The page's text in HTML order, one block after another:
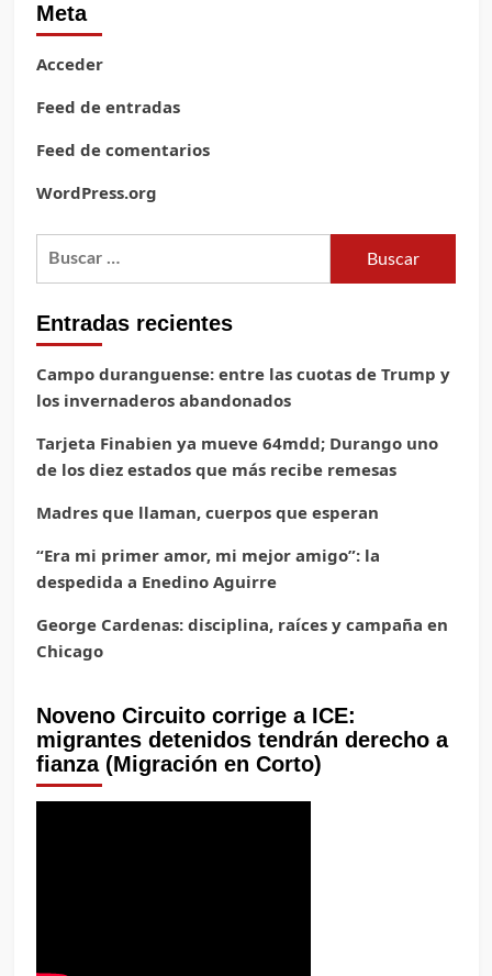
Meta
Acceder
Feed de entradas
Feed de comentarios
WordPress.org
Buscar:
Entradas recientes
Campo duranguense: entre las cuotas de Trump y
los invernaderos abandonados
Tarjeta Finabien ya mueve 64mdd; Durango uno
de los diez estados que más recibe remesas
Madres que llaman, cuerpos que esperan
“Era mi primer amor, mi mejor amigo”: la
despedida a Enedino Aguirre
George Cardenas: disciplina, raíces y campaña en
Chicago
Noveno Circuito corrige a ICE:
migrantes detenidos tendrán derecho a
fianza (Migración en Corto)